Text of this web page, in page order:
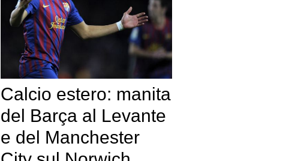
Calcio estero: manita
del Barça al Levante
e del Manchester